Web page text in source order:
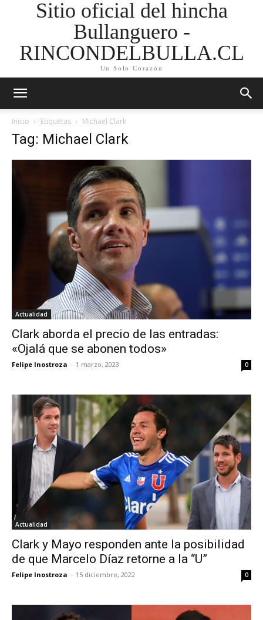
Sitio oficial del hincha
Bullanguero -
RINCONDELBULLA.CL
Un Solo Corazón
Inicio Etiquetas Michael Clark
Tag: Michael Clark
Actualidad
Clark aborda el precio de las entradas:
«Ojalá que se abonen todos»
Felipe Inostroza - 1 marzo, 2023 0
Actualidad
Clark y Mayo responden ante la posibilidad
de que Marcelo Díaz retorne a la “U”
Felipe Inostroza - 15 diciembre, 2022 0